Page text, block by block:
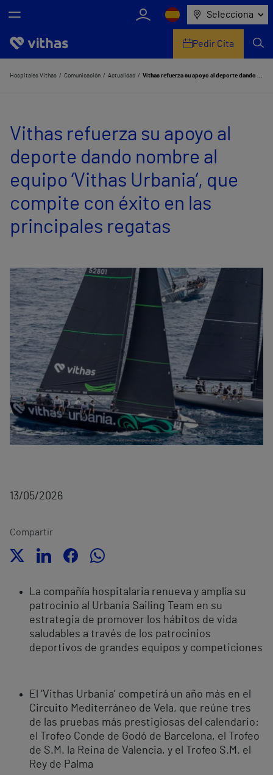
Selecciona
Nosotros
Servicios de salud
Equipo médico y asistencial
Información útil
Comunicación
Pedir Cita
Hospitales Vithas Comunicación Actualidad Vithas refuerza su apoyo al deporte dando nombre al equipo ‘Vithas Urbania’, que compite con éxito en las principales regatas
Vithas refuerza su apoyo al
deporte dando nombre al
equipo ‘Vithas Urbania’, que
compite con éxito en las
principales regatas
13/05/2026
Compartir
La compañía hospitalaria renueva y amplía su
patrocinio al Urbania Sailing Team en su
estrategia de promover los hábitos de vida
saludables a través de los patrocinios
deportivos de grandes equipos y competiciones
El ‘Vithas Urbania’ competirá un año más en el
Circuito Mediterráneo de Vela, que reúne tres
de las pruebas más prestigiosas del calendario:
el Trofeo Conde de Godó de Barcelona, el Trofeo
de S.M. la Reina de Valencia, y el Trofeo S.M. el
Rey de Palma